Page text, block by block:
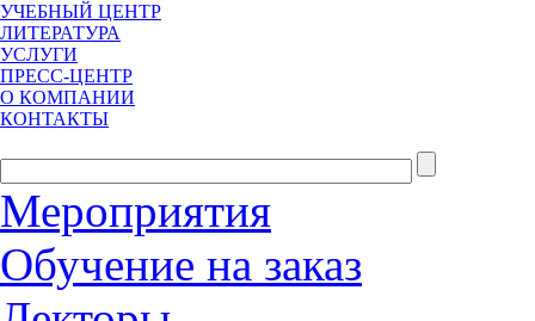
УЧЕБНЫЙ ЦЕНТР
ЛИТЕРАТУРА
УСЛУГИ
ПРЕСС-ЦЕНТР
О КОМПАНИИ
КОНТАКТЫ
Мероприятия
Обучение на заказ